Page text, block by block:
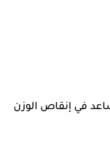
في إنقاص الوزن